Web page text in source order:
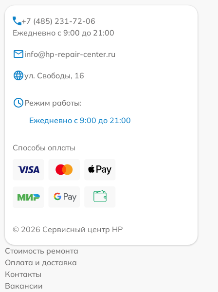
+7 (485) 231-72-06
Ежедневно с 9:00 до 21:00
info@hp-repair-center.ru
ул. Свободы, 16
Режим работы:
Ежедневно с 9:00 до 21:00
Способы оплаты
© 2026 Сервисный центр HP
Стоимость ремонта
Оплата и доставка
Контакты
Вакансии